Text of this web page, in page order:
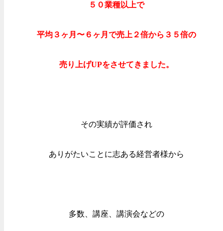
５０業種以上で
平均３ヶ月〜６ヶ月で売上２倍から３５倍の
売り上げUPをさせてきました。
その実績が評価され
ありがたいことに志ある経営者様から
多数、講座、講演会などの